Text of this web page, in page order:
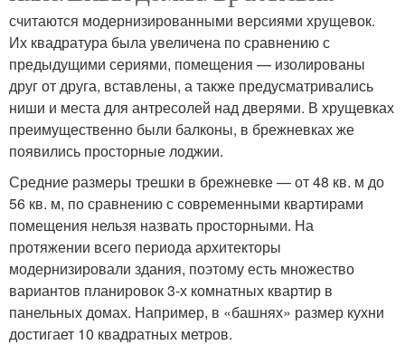
считаются модернизированными версиями хрущевок.
Их квадратура была увеличена по сравнению с
предыдущими сериями, помещения — изолированы
друг от друга, вставлены, а также предусматривались
ниши и места для антресолей над дверями. В хрущевках
преимущественно были балконы, в брежневках же
появились просторные лоджии.
Средние размеры трешки в брежневке — от 48 кв. м до
56 кв. м, по сравнению с современными квартирами
помещения нельзя назвать просторными. На
протяжении всего периода архитекторы
модернизировали здания, поэтому есть множество
вариантов планировок 3-х комнатных квартир в
панельных домах. Например, в «башнях» размер кухни
достигает 10 квадратных метров.